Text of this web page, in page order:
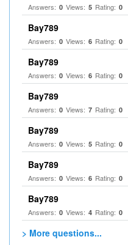
Answers: 0 Views: 5 Rating: 0
Bay789
Answers: 0 Views: 6 Rating: 0
Bay789
Answers: 0 Views: 6 Rating: 0
Bay789
Answers: 0 Views: 7 Rating: 0
Bay789
Answers: 0 Views: 5 Rating: 0
Bay789
Answers: 0 Views: 6 Rating: 0
Bay789
Answers: 0 Views: 4 Rating: 0
> More questions...